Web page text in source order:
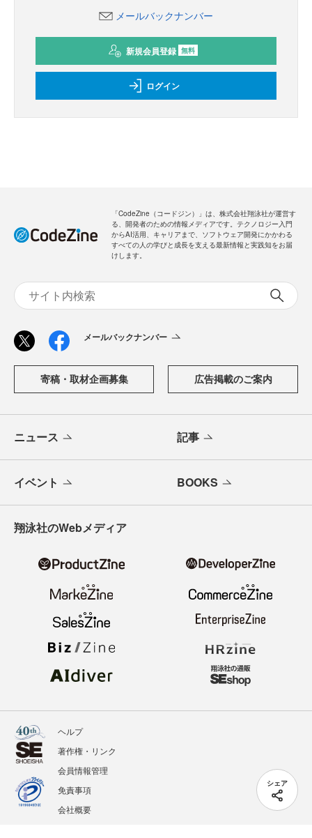
シェア
メールバックナンバー
新規会員登録 無料
ログイン
「CodeZine（コードジン）」は、株式会社翔泳社が運営す
る、開発者のための情報メディアです。テクノロジー入門
からAI活用、キャリアまで、ソフトウェア開発にかかわる
すべての人の学びと成長を支える最新情報と実践知をお届
けします。
メールバックナンバー
寄稿・取材企画募集 広告掲載のご案内
ニュース 記事
イベント BOOKS
翔泳社のWebメディア
ヘルプ
著作権・リンク
会員情報管理
免責事項
会社概要